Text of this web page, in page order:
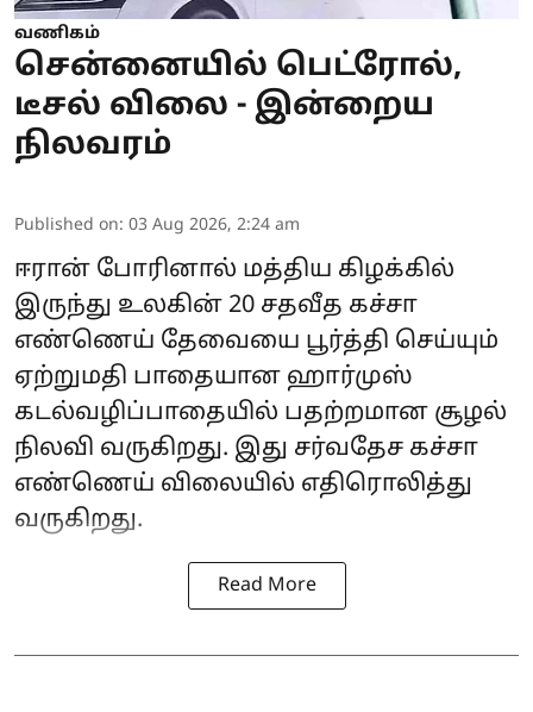
வணிகம்
சென்னையில் பெட்ரோல்,
டீசல் விலை - இன்றைய
நிலவரம்
Published on: 03 Aug 2026, 2:24 am
ஈரான் போரினால் மத்திய கிழக்கில்
இருந்து உலகின் 20 சதவீத கச்சா
எண்ணெய் தேவையை பூர்த்தி செய்யும்
ஏற்றுமதி பாதையான ஹார்முஸ்
கடல்வழிப்பாதையில் பதற்றமான சூழல்
நிலவி வருகிறது. இது சர்வதேச கச்சா
எண்ணெய் விலையில் எதிரொலித்து
வருகிறது.
Read More